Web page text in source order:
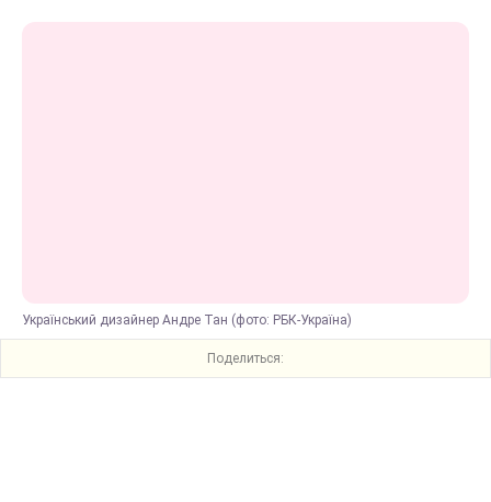
Український дизайнер Андре Тан (фото: РБК-Україна)
Поделиться: